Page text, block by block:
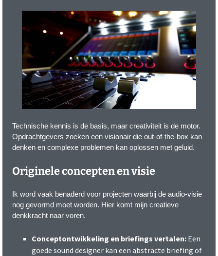
Technische kennis is de basis, maar creativiteit is de motor.
Opdrachtgevers zoeken een visionair die out-of-the-box kan
denken en complexe problemen kan oplossen met geluid.
Originele concepten en visie
Ik word vaak benaderd voor projecten waarbij de audio-visie
nog gevormd moet worden. Hier komt mijn creatieve
denkkracht naar voren.
Conceptontwikkeling en briefings vertalen: Een
goede sound designer kan een abstracte briefing of